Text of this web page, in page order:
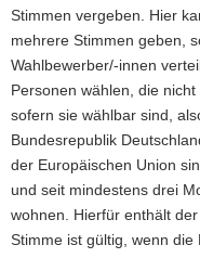
Stimmen vergeben. Hier
mehrere Stimmen geben,
Wahlbewerber/-innen
Personen wählen, die
sofern sie wählbar sind,
Bundesrepublik
der Europäischen Union
und seit mindestens drei
wohnen. Hierfür enthält
Stimme ist gültig, wenn